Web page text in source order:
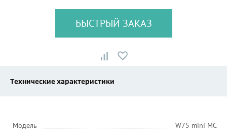
БЫСТРЫЙ ЗАКАЗ
Технические характеристики
Модель
W75 mini MC